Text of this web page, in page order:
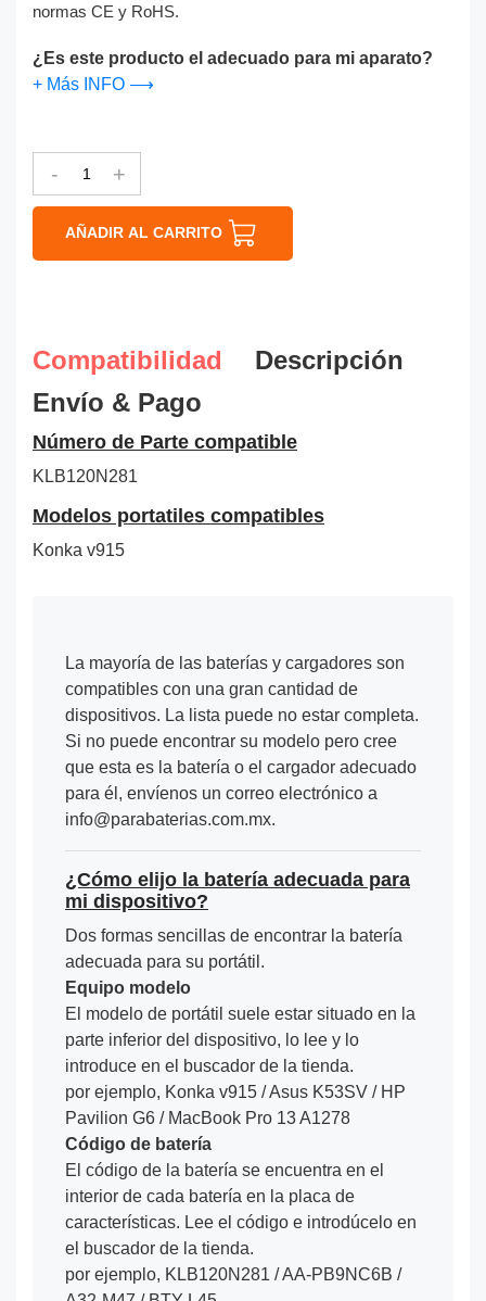
normas CE y RoHS.
¿Es este producto el adecuado para mi aparato?
+ Más INFO ⟶
- +
AÑADIR AL CARRITO
Compatibilidad
Descripción
Envío & Pago
Número de Parte compatible
KLB120N281
Modelos portatiles compatibles
Konka v915
La mayoría de las baterías y cargadores son
compatibles con una gran cantidad de
dispositivos. La lista puede no estar completa.
Si no puede encontrar su modelo pero cree
que esta es la batería o el cargador adecuado
para él, envíenos un correo electrónico a
info@parabaterias.com.mx.
¿Cómo elijo la batería adecuada para
mi dispositivo?
Dos formas sencillas de encontrar la batería
adecuada para su portátil.
Equipo modelo
El modelo de portátil suele estar situado en la
parte inferior del dispositivo, lo lee y lo
introduce en el buscador de la tienda.
por ejemplo, Konka v915 / Asus K53SV / HP
Pavilion G6 / MacBook Pro 13 A1278
Código de batería
El código de la batería se encuentra en el
interior de cada batería en la placa de
características. Lee el código e introdúcelo en
el buscador de la tienda.
por ejemplo, KLB120N281 / AA-PB9NC6B /